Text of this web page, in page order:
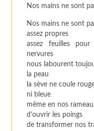
Nos mains ne sont
Nos mains ne sont
assez propres
assez feuilles
nervures
nous labourent
la peau
la sève ne coule
ni bleue
même en nos
d’ouvrir les poings
de transformer nos